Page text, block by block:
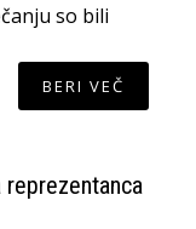
so bili
BERI VEČ